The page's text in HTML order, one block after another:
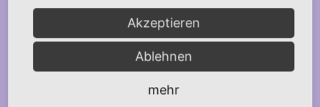
Akzeptieren
Ablehnen
mehr